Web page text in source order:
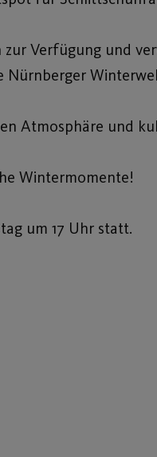
Verfügung und
Nürnberger
Atmosphäre und
Wintermomente!
um 17 Uhr statt.